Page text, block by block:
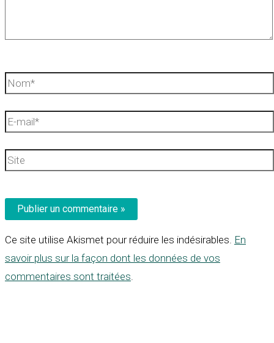
Nom*
E-
Site
Ce site utilise Akismet pour réduire les indésirables. En
savoir plus sur la façon dont les données de vos
commentaires sont traitées